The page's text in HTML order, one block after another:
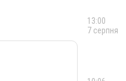
13:00
7 серпня